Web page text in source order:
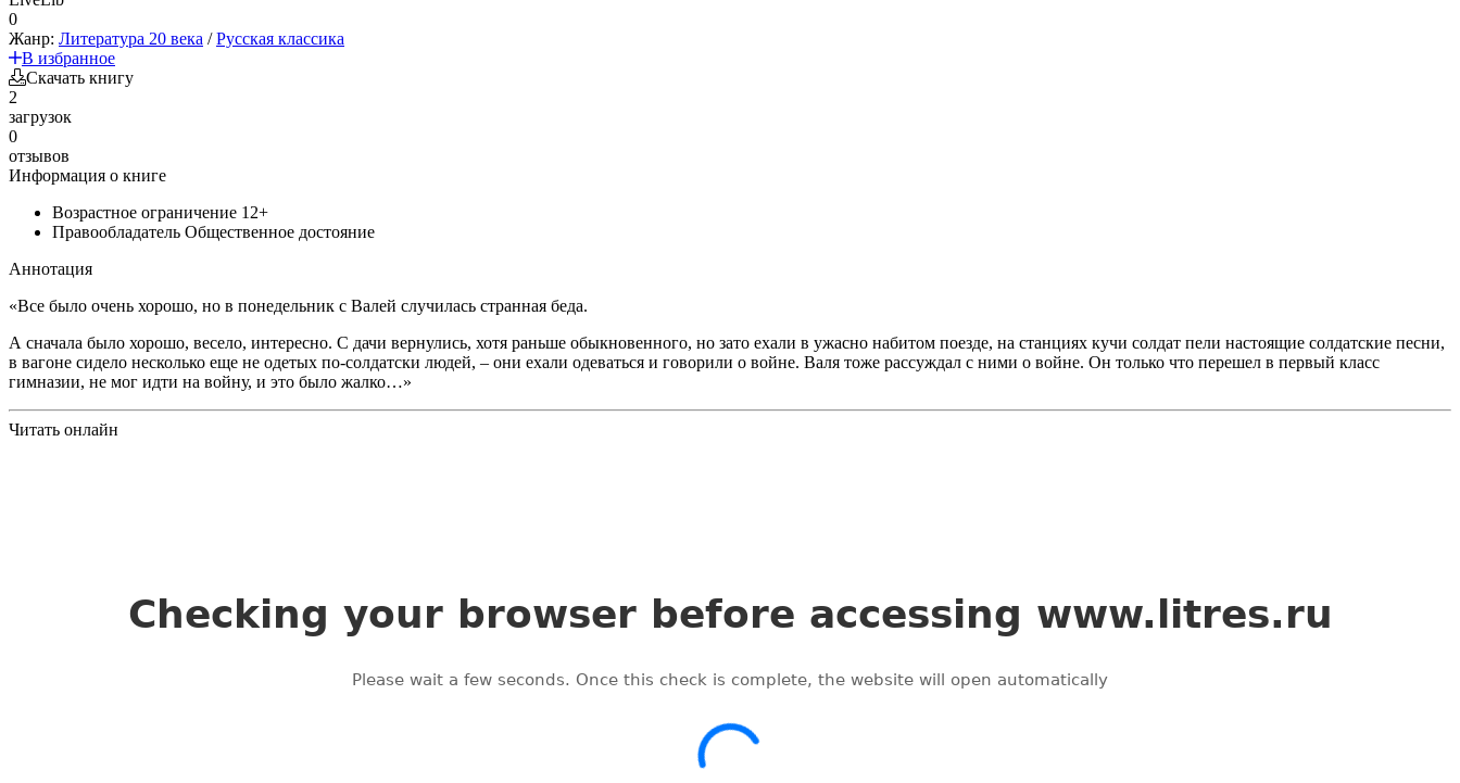
0
Жанр: Литература 20 века /Русская классика
В избранное
Скачать книгу
2
загрузок
0
отзывов
Информация о книге
Возрастное ограничение 12+
Правообладатель Общественное достояние
Аннотация
«Все было очень хорошо, но в понедельник с Валей случилась странная беда.
А сначала было хорошо, весело, интересно. С дачи вернулись, хотя раньше обыкновенного, но зато ехали в ужасно набитом поезде, на станциях кучи солдат пели настоящие солдатские песни,
в вагоне сидело несколько еще не одетых по-солдатски людей, – они ехали одеваться и говорили о войне. Валя тоже рассуждал с ними о войне. Он только что перешел в первый класс
гимназии, не мог идти на войну, и это было жалко…»
Читать онлайн